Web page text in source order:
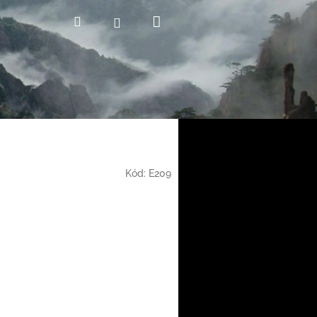
Hledat PřihlášeníNákupní
košík
Kód: E209